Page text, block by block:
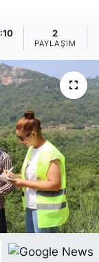
2
PAYLAŞIM